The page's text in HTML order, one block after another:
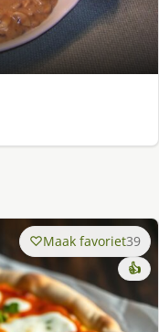
Maak favoriet39
👍